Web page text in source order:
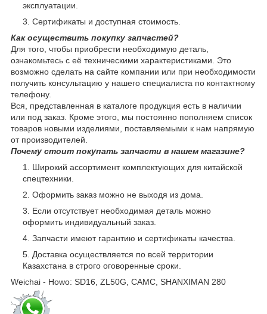
эксплуатации.
Сертификаты и доступная стоимость.
Как осуществить покупку запчастей?
Для того, чтобы приобрести необходимую деталь,
ознакомьтесь с её техническими характеристиками. Это
возможно сделать на сайте компании или при необходимости
получить консультацию у нашего специалиста по контактному
телефону.
Вся, представленная в каталоге продукция есть в наличии
или под заказ. Кроме этого, мы постоянно пополняем список
товаров новыми изделиями, поставляемыми к нам напрямую
от производителей.
Почему стоит покупать запчасти в нашем магазине?
Широкий ассортимент комплектующих для китайской
спецтехники.
Оформить заказ можно не выходя из дома.
Если отсутствует необходимая деталь можно
оформить индивидуальный заказ.
Запчасти имеют гарантию и сертификаты качества.
Доставка осуществляется по всей территории
Казахстана в строго оговоренные сроки.
Weichai - Howo: SD16, ZL50G, CAMC, SHANXIMAN 280